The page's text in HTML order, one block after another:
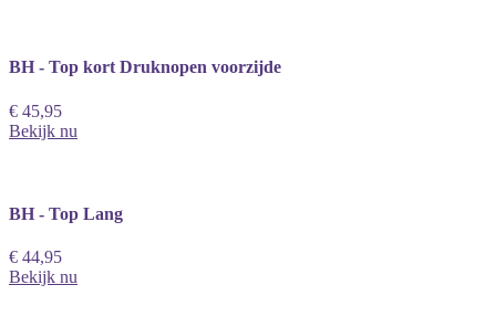
BH - Top kort Druknopen voorzijde
€ 45,95
Bekijk nu
BH - Top Lang
€ 44,95
Bekijk nu